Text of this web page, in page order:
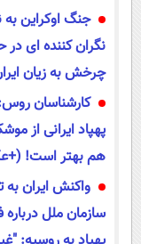
جنگ اوکراین به
نگران کننده ای در
چرخش به زیان
کارشناسان
پهپاد ایرانی از
هم بهتر است!
واکنش ایران
سازمان ملل